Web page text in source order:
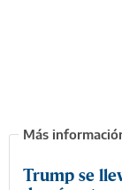
Trump se